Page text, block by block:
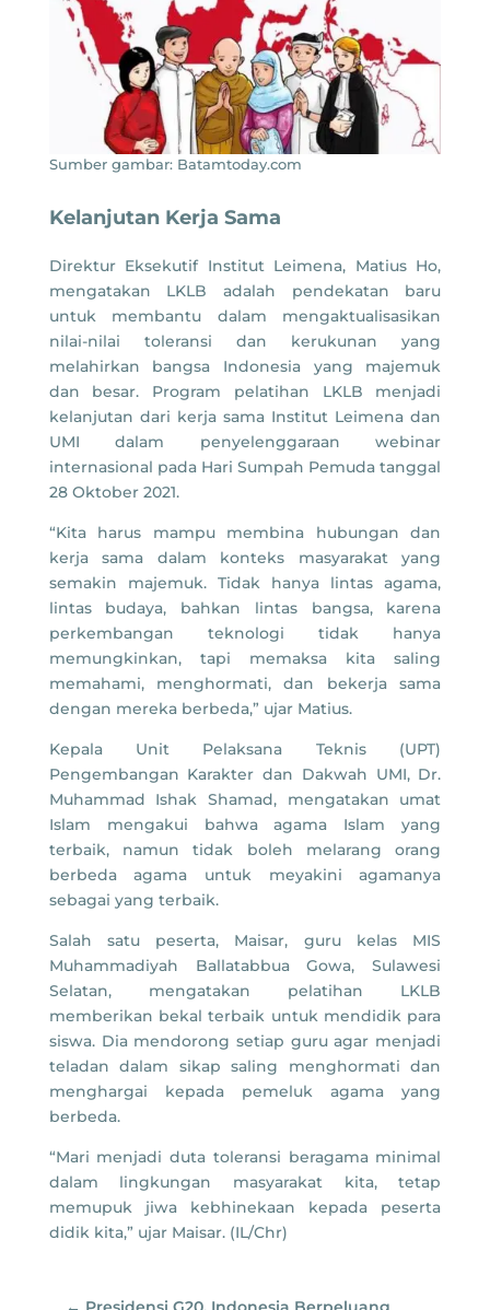
Sumber gambar: Batamtoday.com
Kelanjutan Kerja Sama
Direktur Eksekutif Institut Leimena, Matius Ho,
mengatakan LKLB adalah pendekatan baru
untuk membantu dalam mengaktualisasikan
nilai-nilai toleransi dan kerukunan yang
melahirkan bangsa Indonesia yang majemuk
dan besar. Program pelatihan LKLB menjadi
kelanjutan dari kerja sama Institut Leimena dan
UMI dalam penyelenggaraan webinar
internasional pada Hari Sumpah Pemuda tanggal
28 Oktober 2021.
“Kita harus mampu membina hubungan dan
kerja sama dalam konteks masyarakat yang
semakin majemuk. Tidak hanya lintas agama,
lintas budaya, bahkan lintas bangsa, karena
perkembangan teknologi tidak hanya
memungkinkan, tapi memaksa kita saling
memahami, menghormati, dan bekerja sama
dengan mereka berbeda,” ujar Matius.
Kepala Unit Pelaksana Teknis (UPT)
Pengembangan Karakter dan Dakwah UMI, Dr.
Muhammad Ishak Shamad, mengatakan umat
Islam mengakui bahwa agama Islam yang
terbaik, namun tidak boleh melarang orang
berbeda agama untuk meyakini agamanya
sebagai yang terbaik.
Salah satu peserta, Maisar, guru kelas MIS
Muhammadiyah Ballatabbua Gowa, Sulawesi
Selatan, mengatakan pelatihan LKLB
memberikan bekal terbaik untuk mendidik para
siswa. Dia mendorong setiap guru agar menjadi
teladan dalam sikap saling menghormati dan
menghargai kepada pemeluk agama yang
berbeda.
“Mari menjadi duta toleransi beragama minimal
dalam lingkungan masyarakat kita, tetap
memupuk jiwa kebhinekaan kepada peserta
didik kita,” ujar Maisar. (IL/Chr)